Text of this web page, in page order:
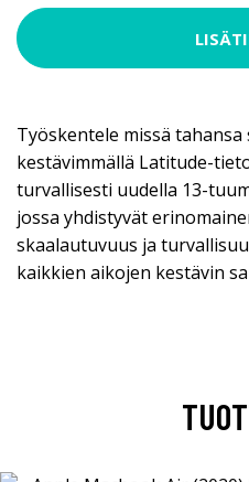
Työskentele missä
kestävimmällä Latitude-
turvallisesti uudella 13-
jossa yhdistyvät
skaalautuvuus ja
kaikkien aikojen kestävin